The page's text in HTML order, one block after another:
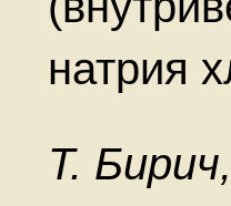
натрия
Т.